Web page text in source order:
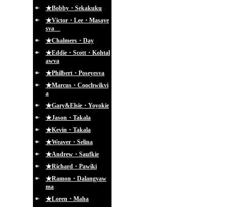
★Bobby・Sekakuku
★Victor・Lee・Masaye
sva
★Chalmers・Day
★Eddie・Scott・Kohtal
awva
★Philbert・Poseyesva
★Marcus・Coochwikvi
a
★Gary&Elsie・Yoyokie
★Jason・Takala
★Kevin・Takala
★Weaver・Selina
★Andrew・Saufkie
★Richard・Pawiki
★Ramon・Dalangyaw
ma
★Loren・Maha